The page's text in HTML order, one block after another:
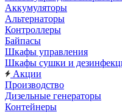
Аккумуляторы
Альтернаторы
Контроллеры
Байпасы
Шкафы управления
Шкафы сушки и
Акции
Производство
Дизельные генераторы
Контейнеры